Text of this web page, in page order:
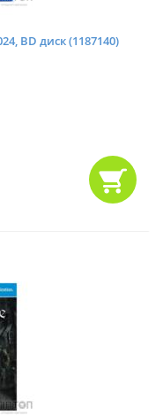
BD диск (1187140)